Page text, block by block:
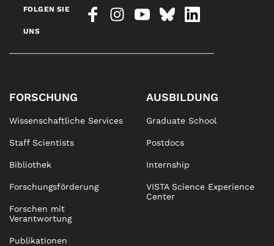
FOLGEN SIE
UNS
FORSCHUNG
Wissenschaftliche Services
Staff Scientists
Bibliothek
Forschungsförderung
Forschen mit
Verantwortung
Publikationen
AUSBILDUNG
Graduate School
Postdocs
Internship
VISTA Science Experience
Center